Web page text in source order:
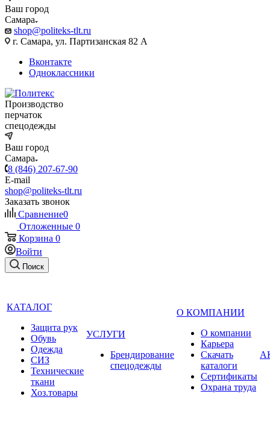
Ваш город
Самара
shop@politeks-tlt.ru
г. Самара, ул. Партизанская 82 А
Вконтакте
Одноклассники
Производство
перчаток
спецодежды
Ваш город
Самара
8 (846) 207-67-90
E-mail
shop@politeks-tlt.ru
Заказать звонок
Сравнение0
Отложенные 0
Корзина 0
Войти
Поиск
КАТАЛОГ
Защита рук
Обувь
Одежда
СИЗ
Технические
ткани
Хоз.товары
УСЛУГИ
Брендирование
спецодежды
О КОМПАНИИ
О компании
Карьера
Cкачать
каталоги
Сертификаты
Охрана труда